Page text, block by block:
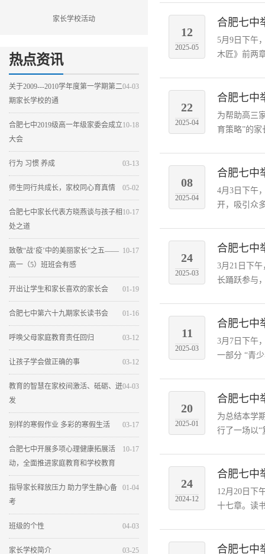
家长学校活动
热点资讯
04-03
关于2009---2010学年度第一学期第二
期家长学校的通
10-18
合肥七中2019级高一年级家委会成立
大会
03-13
行为 习惯 养成
05-02
师生同行共成长，家校同心育真情
10-17
合肥七中家长代表方晓燕谈与孩子相
处之道
10-17
致敬“战‘疫’中的美丽家长”之五——
高一（5）班班会有感
01-19
开出让学生和家长喜欢的家长会
01-16
合肥七中第六十九期家长读书会
03-12
呼唤父母家庭教育责任回归
03-12
让孩子学会做正确的事
04-03
教育的智慧在家校间激活、砥砺、迸
发
03-17
别样的寒假作业 多彩的寒假生活
10-17
合肥七中开展多项心理健康拓展活
动，全面推进家庭教育和学校教育
01-04
指导家长释放压力 助力学生静心备
考
04-03
班级的个性
03-25
家长学校简介
12
2025-05
合肥七中
5月9日下午
木匠》前两
22
2025-04
合肥七中
为帮助高三
育策略”的
08
2025-04
合肥七中
4月3日下午
开，吸引众
24
2025-03
合肥七中
3月21日下
长踊跃参与
11
2025-03
合肥七中
3月7日下午
一部分 “青
20
2025-01
合肥七中
为总结本学
行了一场以“
24
2024-12
合肥七中
12月20日下
十七章。读
合肥七中